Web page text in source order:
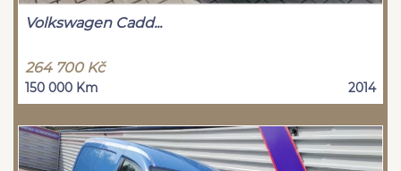
Volkswagen Cadd...
264 700 Kč
150 000 Km 2014